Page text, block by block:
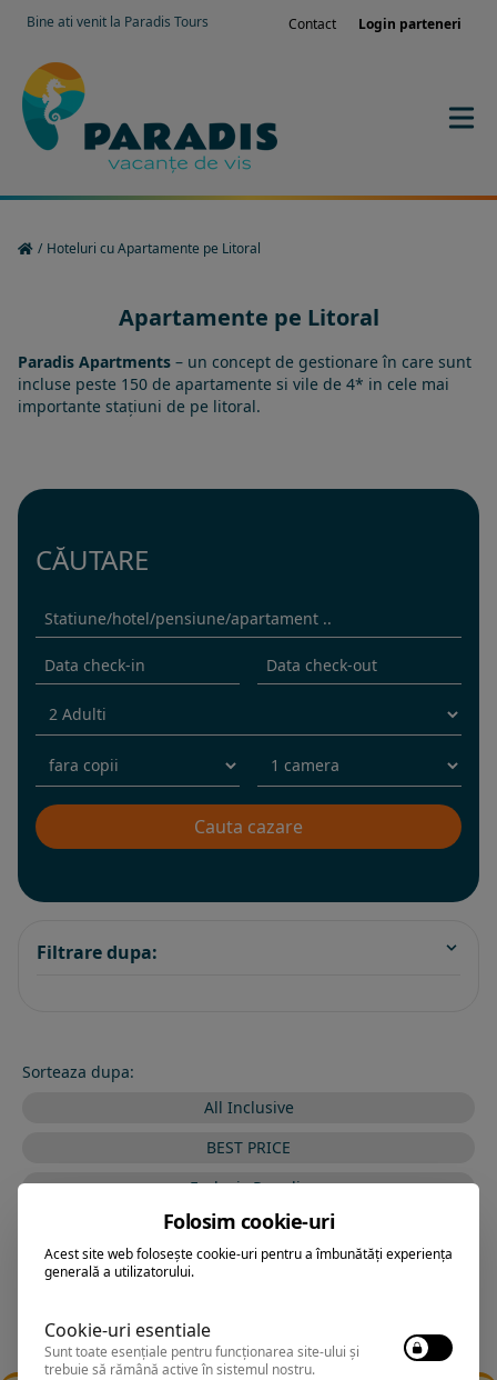
Bine ati venit la Paradis Tours Contact Login parteneri
/ Hoteluri cu Apartamente pe Litoral
Apartamente pe Litoral
Paradis Apartments – un concept de gestionare în care sunt
incluse peste 150 de apartamente si vile de 4* in cele mai
importante stațiuni de pe litoral.
CĂUTARE
Filtrare dupa:
Sorteaza dupa:
All Inclusive
BEST PRICE
Exclusiv Paradis
Stele 1-5
Stele 5-1
Folosim cookie-uri
Acest site web folosește cookie-uri pentru a îmbunătăți experiența
generală a utilizatorului.
Cookie-uri esentiale
Sunt toate esențiale pentru funcționarea site-ului și
trebuie să rămână active în sistemul nostru.